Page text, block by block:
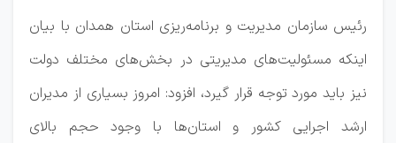
رئیس سازمان مدیریت و برنامه‌ریزی استان همدان با بیان
اینکه مسئولیت‌های مدیریتی در بخش‌های مختلف دولت
نیز باید مورد توجه قرار گیرد، افزود: امروز بسیاری از مدیران
ارشد اجرایی کشور و استان‌ها با وجود حجم بالای